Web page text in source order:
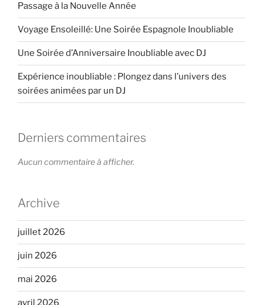
Passage à la Nouvelle Année
Voyage Ensoleillé: Une Soirée Espagnole Inoubliable
Une Soirée d’Anniversaire Inoubliable avec DJ
Expérience inoubliable : Plongez dans l’univers des
soirées animées par un DJ
Derniers commentaires
Aucun commentaire à afficher.
Archive
juillet 2026
juin 2026
mai 2026
avril 2026